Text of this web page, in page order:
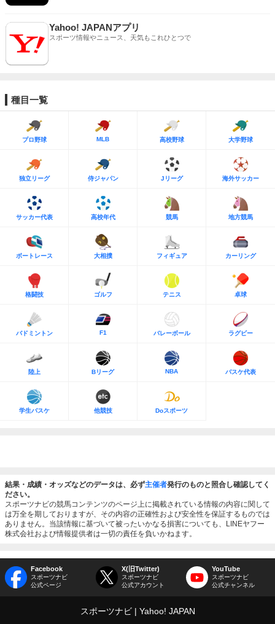
Yahoo! JAPANアプリ
スポーツ情報やニュース、天気もこれひとつで
種目一覧
プロ野球 MLB 高校野球 大学野球
独立リーグ 侍ジャパン Jリーグ 海外サッカー
サッカー代表 高校年代 競馬 地方競馬
ボートレース 大相撲 フィギュア カーリング
格闘技 ゴルフ テニス 卓球
バドミントン F1 バレーボール ラグビー
陸上 Bリーグ NBA バスケ代表
学生バスケ 他競技 Doスポーツ
結果・成績・オッズなどのデータは、必ず主催者発行のものと照合し確認してく
ださい。
スポーツナビの競馬コンテンツのページ上に掲載されている情報の内容に関して
は万全を期しておりますが、その内容の正確性および安全性を保証するものでは
ありません。当該情報に基づいて被ったいかなる損害についても、LINEヤフー
株式会社および情報提供者は一切の責任を負いかねます。
Facebook
スポーツナビ
公式ページ
X(旧Twitter)
スポーツナビ
公式アカウント
YouTube
スポーツナビ
公式チャンネル
スポーツナビ Yahoo! JAPAN